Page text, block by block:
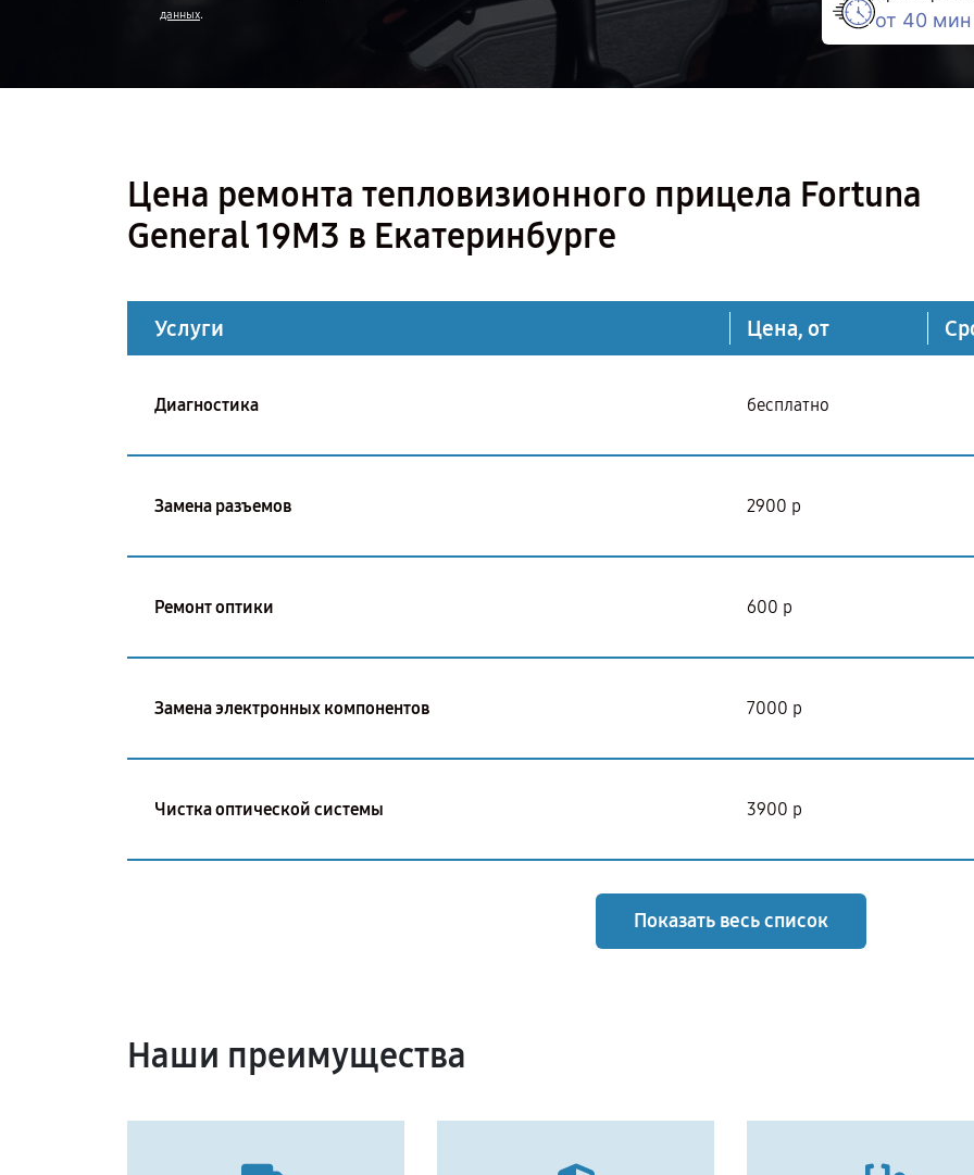
данных. от 40 мин
Цена ремонта тепловизионного прицела Fortuna
General 19M3 в Екатеринбурге
Услуги Цена, от
Диагностика бесплатно
Замена разъемов 2900 р
Ремонт оптики 600 р
Замена электронных компонентов 7000 р
Чистка оптической системы 3900 р
Показать весь список
Наши преимущества